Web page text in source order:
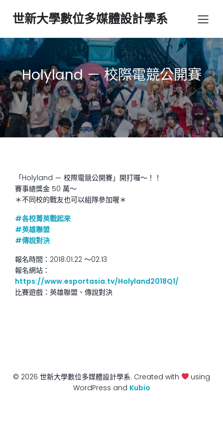
世新大學數位多媒體設計學系
Holyland － 校際電競公開賽
「Holyland － 校際電競公開賽」開打囉～！！
賽事總獎金 50 萬～
＊不同校的戰友也可以組隊參加喔＊
#各校菁英戰起來
#英雄聯盟
#傳說對決
報名時間：2018.01.22 ～02.13
報名網站：
https://www.esportasia.tv/Holyland2018Q1/
比賽遊戲：英雄聯盟、傳說對決
© 2026 世新大學數位多媒體設計學系. Created with
using
WordPress and Kubio